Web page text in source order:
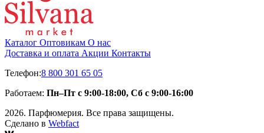
Каталог Оптовикам О нас
Доставка и оплата Акции Контакты
Телефон:8 800 301 65 05
Работаем: Пн–Пт с 9:00-18:00, Сб с 9:00-16:00
2026. Парфюмерия. Все права защищены.
Сделано в Webfact